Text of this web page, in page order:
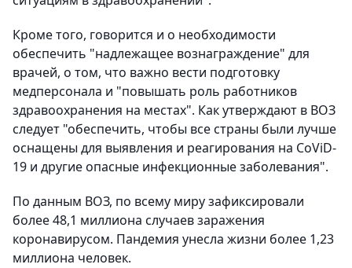
Кроме того, говорится и о необходимости
обеспечить "надлежащее вознаграждение" для
врачей, о том, что важно вести подготовку
медперсонала и "повышать роль работников
здравоохранения на местах". Как утверждают в ВОЗ
следует "обеспечить, чтобы все страны были лучше
оснащены для выявления и реагирования на CoViD-
19 и другие опасные инфекционные заболевания".
По данным ВОЗ, по всему миру зафиксировали
более 48,1 миллиона случаев заражения
коронавирусом. Пандемия унесла жизни более 1,23
миллиона человек.